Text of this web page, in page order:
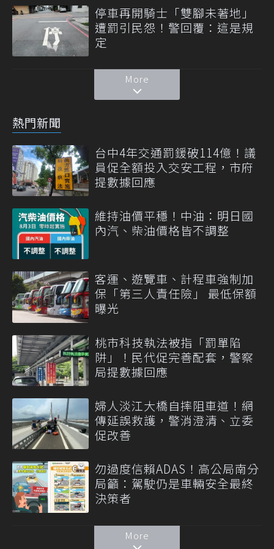
停車再開騎士「雙腳未著地」
遭罰引民怨！警回覆：這是規
定
More
熱門新聞
台中4年交通罰鍰破114億！議
員促全額投入交安工程，市府
提數據回應
維持油價平穩！中油：明日國
內汽、柴油價格皆不調整
客運、遊覽車、計程車強制加
保「第三人責任險」 最低保額
曝光
桃市科技執法被指「罰單陷
阱」！民代促完善配套，警察
局提數據回應
婦人淡江大橋自摔阻車道！網
傳延誤救護，警消澄清、立委
促改善
勿過度信賴ADAS！高公局南分
局籲：駕駛仍是車輛安全最終
決策者
More